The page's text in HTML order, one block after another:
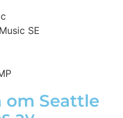
SE
Seattle